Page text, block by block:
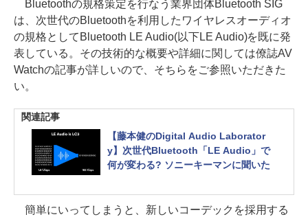
Bluetoothの規格策定を行なう業界団体Bluetooth SIG
は、次世代のBluetoothを利用したワイヤレスオーディオ
の規格としてBluetooth LE Audio(以下LE Audio)を既に発
表している。その技術的な概要や詳細に関しては僚誌AV
Watchの記事が詳しいので、そちらをご参照いただきた
い。
関連記事
【藤本健のDigital Audio Laborator
y】次世代Bluetooth「LE Audio」で
何が変わる? ソニーキーマンに聞いた
簡単にいってしまうと、新しいコーデックを採用する